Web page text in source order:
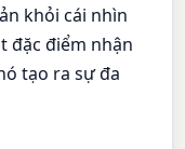
khỏi cái nhìn
đặc điểm nhận
tạo ra sự đa